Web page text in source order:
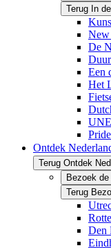
Terug In
New
De
Een
Het
Ontdek
Terug Ontdek
Bezoek
Terug
Den